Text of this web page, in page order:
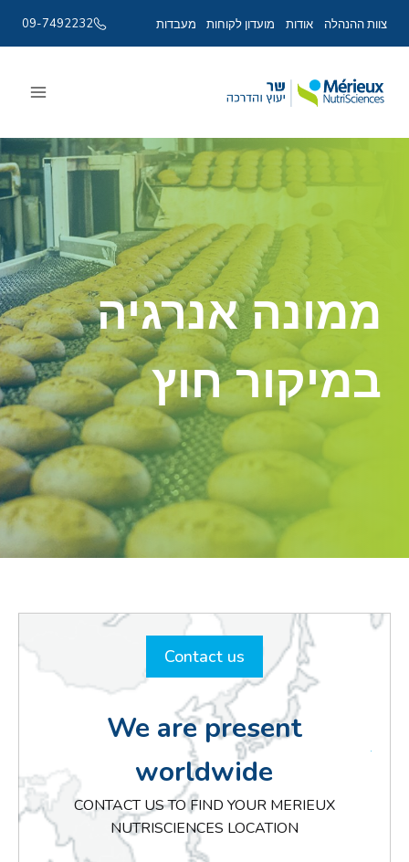
צוות ההנהלה אודות מועדון לקוחות מעבדות 09-7492232
content
ממונה אנרגיה
במיקור חוץ
Contact us
We are present
worldwide
CONTACT US TO FIND YOUR MERIEUX
NUTRISCIENCES LOCATION